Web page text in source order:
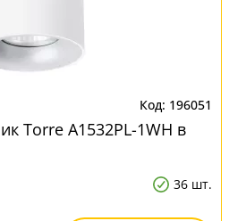
196051
Torre A1532PL-1WH в
36 шт.